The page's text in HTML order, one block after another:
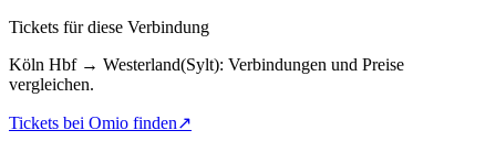
Tickets für diese Verbindung
Köln Hbf → Westerland(Sylt): Verbindungen und Preise
vergleichen.
Tickets bei Omio finden↗